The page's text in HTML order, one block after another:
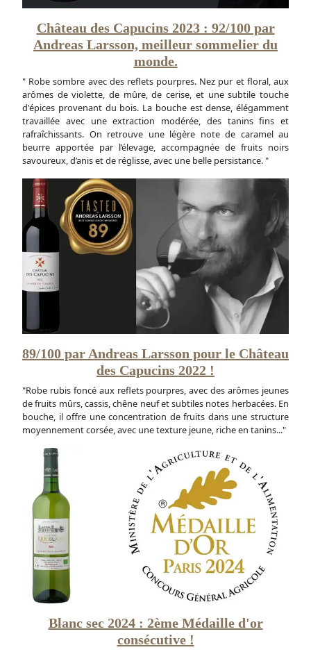
Château des Capucins 2023 : 92/100 par
Andreas Larsson, meilleur sommelier du
monde.
" Robe sombre avec des reflets pourpres. Nez pur et floral, aux
arômes de violette, de mûre, de cerise, et une subtile touche
d'épices provenant du bois. La bouche est dense, élégamment
travaillée avec une extraction modérée, des tanins fins et
rafraîchissants. On retrouve une légère note de caramel au
beurre apportée par l’élevage, accompagnée de fruits noirs
savoureux, d’anis et de réglisse, avec une belle persistance. "
89/100 par Andreas Larsson pour le Château
des Capucins 2022 !
"Robe rubis foncé aux reflets pourpres, avec des arômes jeunes
de fruits mûrs, cassis, chêne neuf et subtiles notes herbacées. En
bouche, il offre une concentration de fruits dans une structure
moyennement corsée, avec une texture jeune, riche en tanins..."
Blanc sec 2024 : 2ème Médaille d'or
consécutive !